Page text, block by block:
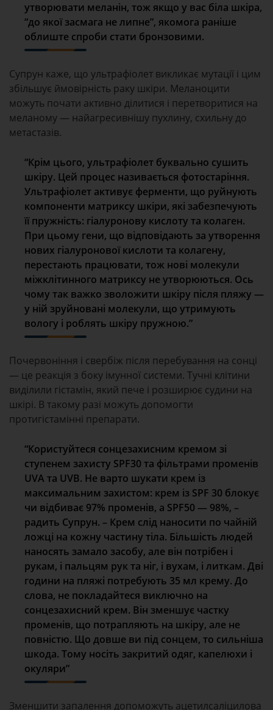
утворювати меланін, тож якщо у вас біла шкіра,
“до якої засмага не липне”, якомога раніше
облиште спроби стати бронзовими.
Супрун каже, що ультрафіолет викликає мутації і цим
збільшує ймовірність раку шкіри. Меланоцити
можуть почати активно ділитися і перетворитися на
меланому — найагресивнішу пухлину, схильну до
метастазів.
“Крім цього, ультрафіолет буквально сушить
шкіру. Цей процес називається фотостаріння.
Ультрафіолет активує ферменти, що руйнують
компоненти матриксу шкіри, які забезпечують
її пружність: гіалуронову кислоту та колаген.
При цьому гени, що відповідають за утворення
нових гіалуронової кислоти та колагену,
перестають працювати, тож нові молекули
міжклітинного матриксу не утворюються. Ось
чому так важко зволожити шкіру після пляжу —
у ній зруйновані молекули, що утримують
вологу і роблять шкіру пружною.”
Почервоніння і свербіж після перебування на сонці
— це реакція з боку імунної системи. Тучні клітини
виділили гістамін, який пече і розширює судини на
шкірі. В такому разі можуть допомогти
протигістамінні препарати.
“Користуйтеся сонцезахисним кремом зі
ступенем захисту SPF30 та фільтрами променів
UVA та UVB. Не варто шукати крем із
максимальним захистом: крем із SPF 30 блокує
чи відбиває 97% променів, а SPF50 — 98%, –
радить Супрун. – Крем слід наносити по чайній
ложці на кожну частину тіла. Більшість людей
наносять замало засобу, але він потрібен і
рукам, і пальцям рук та ніг, і вухам, і литкам. Дві
години на пляжі потребують 35 мл крему. До
слова, не покладайтеся виключно на
сонцезахисний крем. Він зменшує частку
променів, що потрапляють на шкіру, але не
повністю. Що довше ви під сонцем, то сильніша
шкода. Тому носіть закритий одяг, капелюхи і
окуляри”
Зменшити запалення допоможуть ацетилсаліцилова